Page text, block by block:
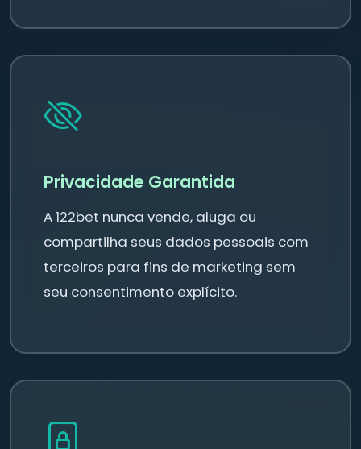
Privacidade Garantida
A 122bet nunca vende, aluga ou
compartilha seus dados pessoais com
terceiros para fins de marketing sem
seu consentimento explícito.